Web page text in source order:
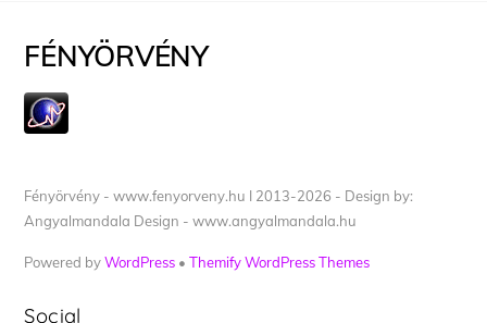
FÉNYÖRVÉNY
Fényörvény - www.fenyorveny.hu I 2013-2026 - Design by:
Angyalmandala Design - www.angyalmandala.hu
Powered byWordPress •Themify WordPress Themes
Social